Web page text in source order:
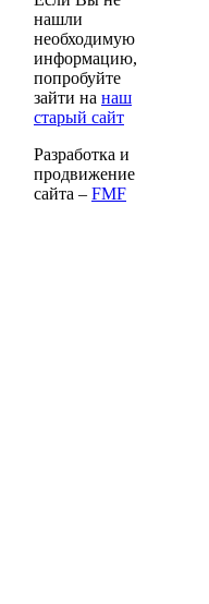
нашли
необходимую
информацию,
попробуйте
зайти на наш
старый сайт
Разработка и
продвижение
сайта – FMF